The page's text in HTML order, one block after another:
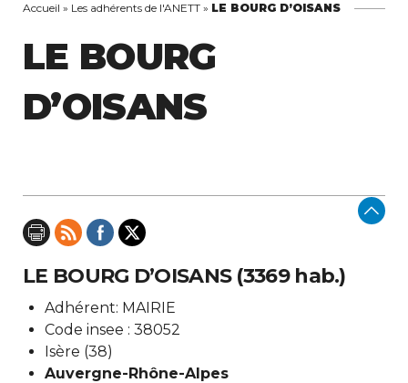
Accueil » Les adhérents de l'ANETT » LE BOURG D’OISANS
LE BOURG
D’OISANS
LE BOURG D’OISANS (3369 hab.)
Adhérent: MAIRIE
Code insee : 38052
Isère (38)
Auvergne-Rhône-Alpes